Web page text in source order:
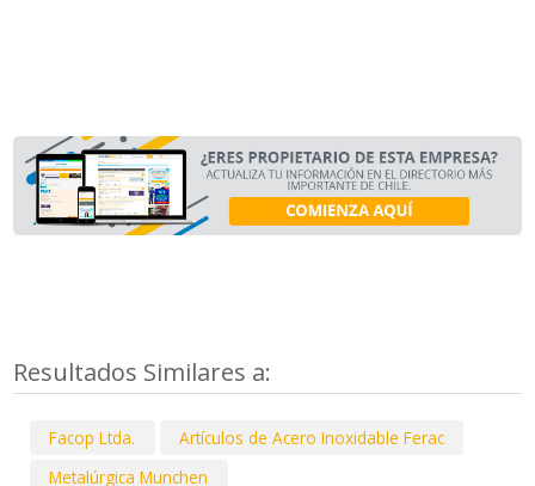
Resultados Similares a:
Facop Ltda.
Artículos de Acero Inoxidable Ferac
Metalúrgica Munchen